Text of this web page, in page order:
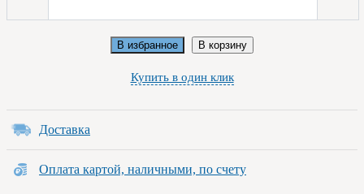
В избранное В корзину
Купить в один клик
Доставка
Оплата картой, наличными, по счету